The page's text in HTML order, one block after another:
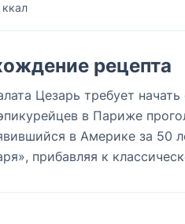
рецепта
Цезарь требует
в Париже
в Америке за 50
прибавляя к